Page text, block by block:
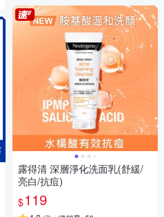
露得清 深層淨化洗面乳(舒緩/
亮白/抗痘)
$119